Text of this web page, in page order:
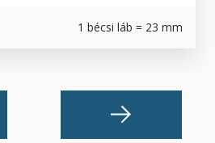
1 bécsi láb = 23 mm